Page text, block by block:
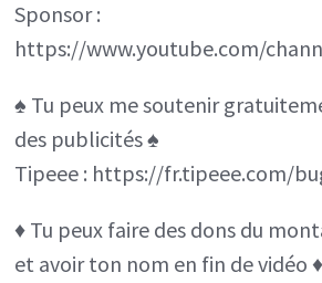
Sponsor :
https://www.youtube.com/
♠️ Tu peux me soutenir
des publicités ♠️
Tipeee : https://fr.tipeee.com/
♦️ Tu peux faire des dons du
et avoir ton nom en fin de vidéo ♦️